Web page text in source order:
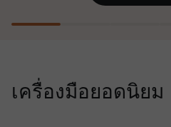
การขาดทุนและรับประ
เครื่องมือยอดนิยม